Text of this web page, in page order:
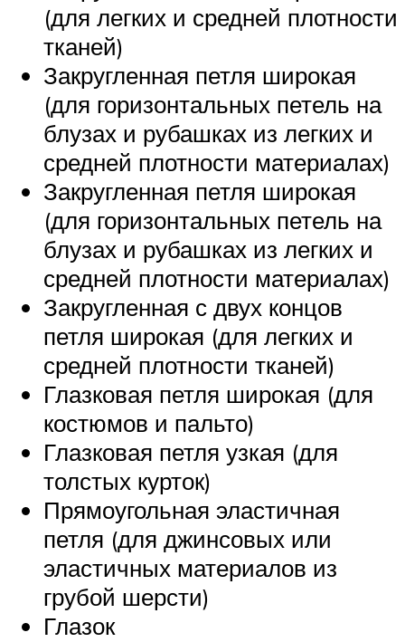
(для легких и средней плотности
тканей)
Закругленная петля широкая
(для горизонтальных петель на
блузах и рубашках из легких и
средней плотности материалах)
Закругленная петля широкая
(для горизонтальных петель на
блузах и рубашках из легких и
средней плотности материалах)
Закругленная с двух концов
петля широкая (для легких и
средней плотности тканей)
Глазковая петля широкая (для
костюмов и пальто)
Глазковая петля узкая (для
толстых курток)
Прямоугольная эластичная
петля (для джинсовых или
эластичных материалов из
грубой шерсти)
Глазок